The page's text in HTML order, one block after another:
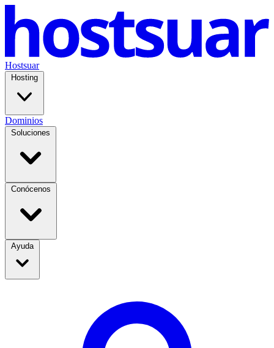
Hostsuar
Hosting
Dominios
Soluciones
Conócenos
Ayuda